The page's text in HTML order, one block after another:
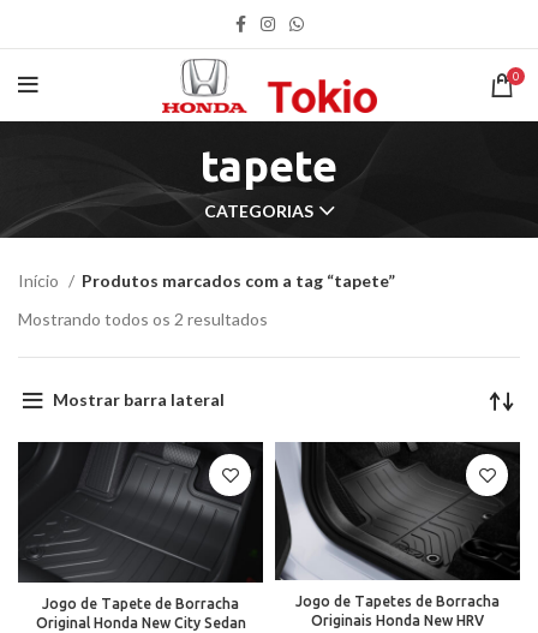
0
tapete
CATEGORIAS
Início
Produtos marcados com a tag “tapete”
Mostrando todos os 2 resultados
Mostrar barra lateral
Jogo de Tapete de Borracha
Original Honda New City Sedan
Jogo de Tapetes de Borracha
Originais Honda New HRV